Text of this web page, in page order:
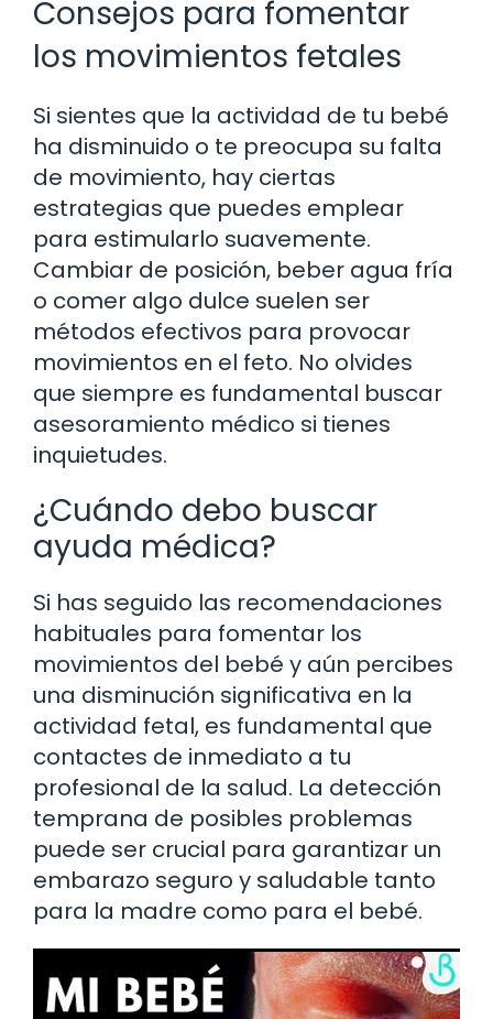
Consejos para fomentar
los movimientos fetales
Si sientes que la actividad de tu bebé
ha disminuido o te preocupa su falta
de movimiento, hay ciertas
estrategias que puedes emplear
para estimularlo suavemente.
Cambiar de posición, beber agua fría
o comer algo dulce suelen ser
métodos efectivos para provocar
movimientos en el feto. No olvides
que siempre es fundamental buscar
asesoramiento médico si tienes
inquietudes.
¿Cuándo debo buscar
ayuda médica?
Si has seguido las recomendaciones
habituales para fomentar los
movimientos del bebé y aún percibes
una disminución significativa en la
actividad fetal, es fundamental que
contactes de inmediato a tu
profesional de la salud. La detección
temprana de posibles problemas
puede ser crucial para garantizar un
embarazo seguro y saludable tanto
para la madre como para el bebé.